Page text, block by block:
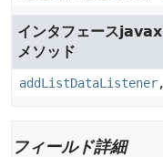
インタフェース
メソッド
addListDataListener
フィールド詳細